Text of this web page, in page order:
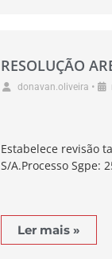
RESOLUÇÃO
donavan.oliveira •
Estabelece revisão
S/A.Processo Sgpe:
Ler mais »